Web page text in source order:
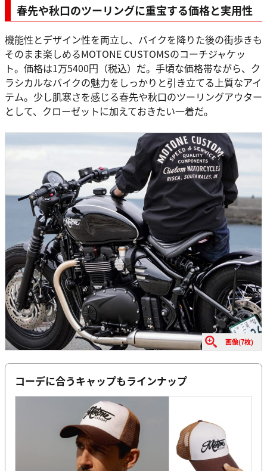
春先や秋口のツーリングに重宝する価格と実用性
機能性とデザイン性を両立し、バイクを降りた後の街歩きも
そのまま楽しめるMOTONE CUSTOMSのコーチジャケッ
ト。価格は1万5400円（税込）だ。手頃な価格帯ながら、ク
ラシカルなバイクの魅力をしっかりと引き立てる上質なアイ
テム。少し肌寒さを感じる春先や秋口のツーリングアウター
として、クローゼットに加えておきたい一着だ。
画像(7枚)
コーデに合うキャップもラインナップ